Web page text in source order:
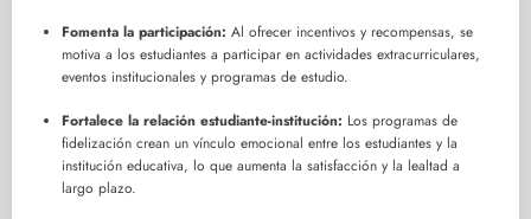
Fomenta la participación: Al ofrecer incentivos y recompensas, se
motiva a los estudiantes a participar en actividades extracurriculares,
eventos institucionales y programas de estudio.
Fortalece la relación estudiante-institución: Los programas de
fidelización crean un vínculo emocional entre los estudiantes y la
institución educativa, lo que aumenta la satisfacción y la lealtad a
largo plazo.